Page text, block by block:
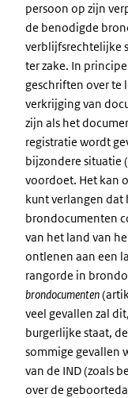
persoon op zijn
de benodigde
verblijfsrechtelijke
ter zake. In
geschriften over te
verkrijging van
zijn als het
registratie wordt
bijzondere situatie
voordoet. Het kan
kunt verlangen dat
brondocumenten
van het land van
ontlenen aan een
rangorde in
brondocumenten
veel gevallen zal
burgerlijke staat,
sommige gevallen
van de IND (zoals
over de